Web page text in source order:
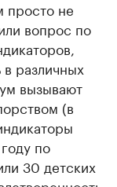
просто не
вопрос по
различных
вызывают
(в
по
30 детских